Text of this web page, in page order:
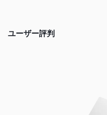
ユーザー評判